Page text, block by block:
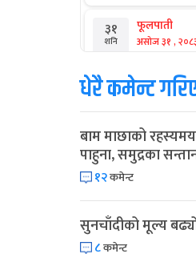
३१
शनि
फूलपाती
असोज ३१ ,
१
आइत
कार्तिक
कार्तिक १, २०८३-
३
मंगल
महानवमी
कार्तिक ३, २०८३
४
५
धेरै कमेन्ट
बाम माछाको
पाहुना, समुद्रका
१२कमेन्ट
सुनचाँदीको मूल्य
८कमेन्ट